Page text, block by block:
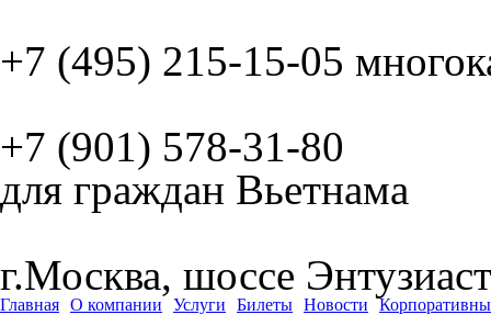
+7 (495) 215-15-05
+7 (901) 578-31-80
для граждан Вьетнама
г.Москва, шоссе
Главная О компании Услуги Билеты Новости